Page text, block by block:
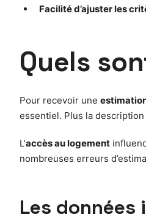
Facilité d’ajuster les
Quels
Pour recevoir une
essentiel. Plus la
L’accès au logement
nombreuses erreurs
Les données